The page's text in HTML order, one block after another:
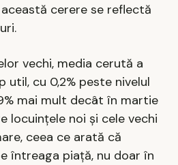
cerere se reflectă
vechi, media cerută a
util, cu 0,2% peste nivelul
mai mult decât în martie
locuințele noi și cele vechi
ceea ce arată că
întreaga piață, nu doar în